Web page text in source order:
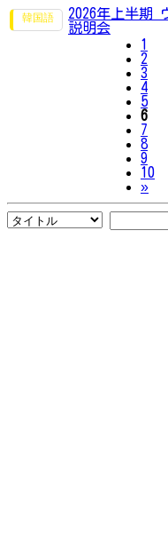
2026年上半期
説明会
1
2
3
4
5
6
7
8
9
10
»Next